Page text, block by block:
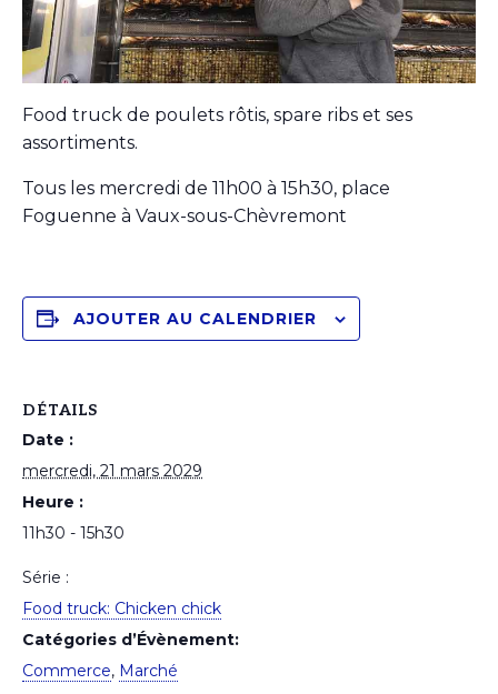
Food truck de poulets rôtis, spare ribs et ses
assortiments.
Tous les mercredi de 11h00 à 15h30, place
Foguenne à Vaux-sous-Chèvremont
AJOUTER AU CALENDRIER
DÉTAILS
Date :
mercredi, 21 mars 2029
Heure :
11h30 - 15h30
Série :
Food truck: Chicken chick
Catégories d’Évènement:
Commerce, Marché